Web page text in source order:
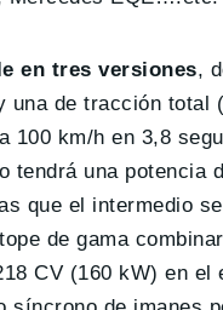
en tres versiones,
una de tracción total
100 km/h en 3,8
tendrá una potencia
que el intermedio
de gama
CV (160 kW) en el